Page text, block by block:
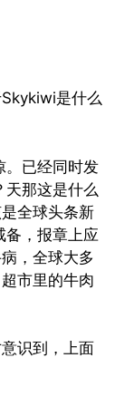
是什么
。已经同时发
那这是什么
全球头条新
备，报章上应
，全球大多
市里的牛肉
识到，上面